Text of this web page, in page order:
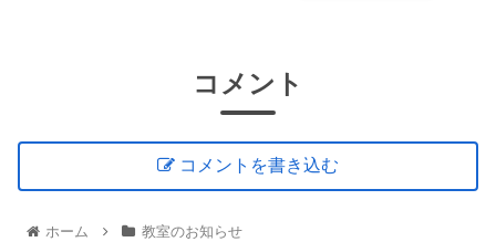
コメント
コメントを書き込む
ホーム 教室のお知らせ